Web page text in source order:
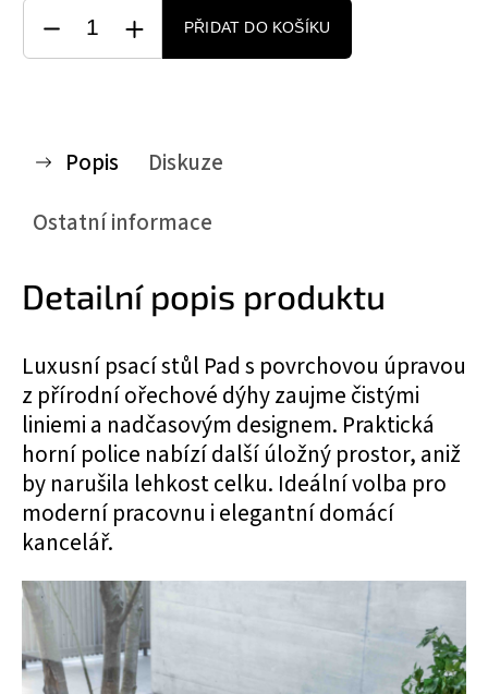
PŘIDAT DO KOŠÍKU
Popis
Diskuze
Ostatní informace
Detailní popis produktu
Luxusní psací stůl Pad s povrchovou úpravou
z přírodní ořechové dýhy zaujme čistými
liniemi a nadčasovým designem. Praktická
horní police nabízí další úložný prostor, aniž
by narušila lehkost celku. Ideální volba pro
moderní pracovnu i elegantní domácí
kancelář.